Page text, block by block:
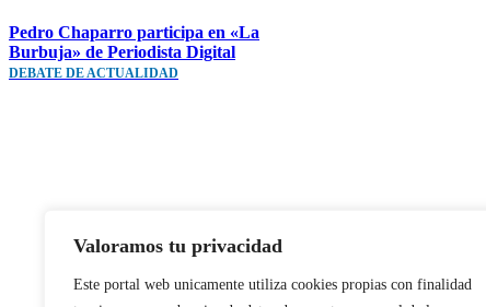
Valoramos tu privacidad
Este portal web unicamente utiliza cookies propias con finalidad
Pedro Chaparro participa en «La
Burbuja» de Periodista Digital
DEBATE DE ACTUALIDAD
Arriba